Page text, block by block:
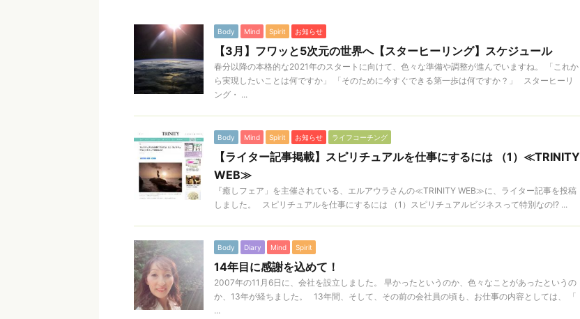
Body Mind Spirit お知らせ
【3月】フワッと5次元の世界へ【スターヒーリング】スケジュール
春分以降の本格的な2021年のスタートに向けて、色々な準備や調整が進んでいますね。 「これか
ら実現したいことは何ですか」 「そのために今すぐできる第一歩は何ですか？」 スターヒーリ
ング・ ...
Body Mind Spirit お知らせ ライフコーチング
【ライター記事掲載】スピリチュアルを仕事にするには （1）≪TRINITY
WEB≫
『癒しフェア」を主催されている、エルアウラさんの≪TRINITY WEB≫に、ライター記事を投稿
しました。 スピリチュアルを仕事にするには （1）スピリチュアルビジネスって特別なの!? ...
Body Diary Mind Spirit
14年目に感謝を込めて！
2007年の11月6日に、会社を設立しました。 早かったというのか、色々なことがあったというの
か、13年が経ちました。 13年間、そして、その前の会社員の頃も、お仕事の内容としては、 「
...